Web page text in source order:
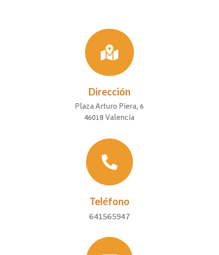

Dirección
Plaza Arturo Piera, 6
46018 Valencia

Teléfono
641565947